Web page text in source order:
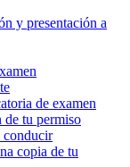
y presentación a
de examen
de tu permiso
conducir
copia de tu